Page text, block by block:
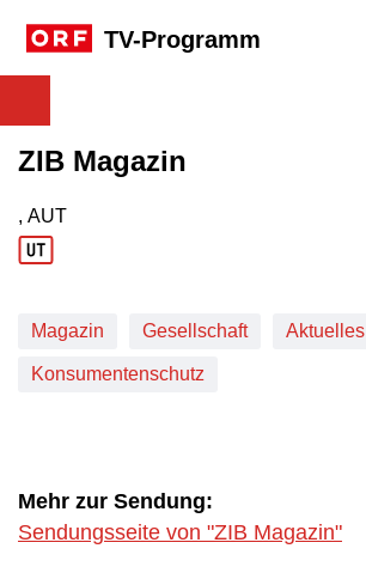
TV-Programm
ZIB Magazin
Produktionsland: AUT
, AUT
Magazin Gesellschaft Aktuelles
Konsumentenschutz
Mehr zur Sendung:
Sendungsseite von "ZIB Magazin"